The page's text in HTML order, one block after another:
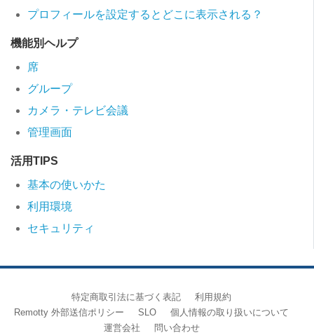
プロフィールを設定するとどこに表示される？
機能別ヘルプ
席
グループ
カメラ・テレビ会議
管理画面
活用TIPS
基本の使いかた
利用環境
セキュリティ
特定商取引法に基づく表記
利用規約
Remotty 外部送信ポリシー
SLO
個人情報の取り扱いについて
運営会社
問い合わせ